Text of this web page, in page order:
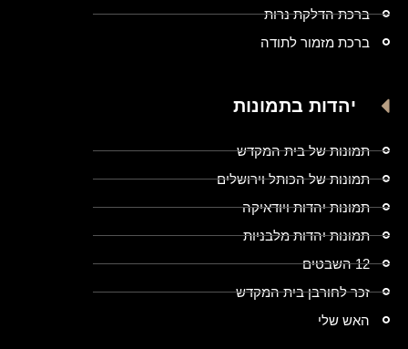
ברכת הדלקת נרות
ברכת מזמור לתודה
יהדות בתמונות
תמונות של בית המקדש
תמונות של הכותל וירושלים
תמונות יהדות ויודאיקה
תמונות יהדות מלבניות
12 השבטים
זכר לחורבן בית המקדש
האש שלי